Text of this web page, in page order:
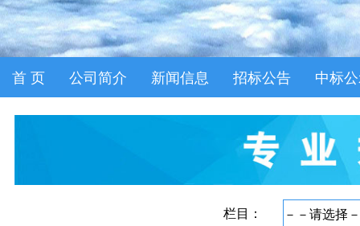
首 页 公司简介 新闻信息 招标公告 中标